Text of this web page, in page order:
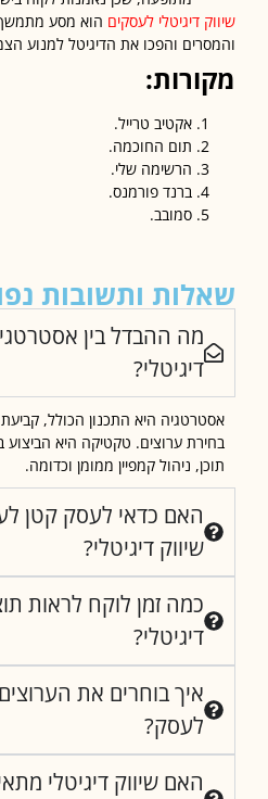
דיגיטלי לעסקיםהוא מסע מתמשך.
והפכו את הדיגיטל למנוע הצמיחה
אקטיב טרייל.
תום החוכמה.
הרשימה שלי.
ברנד פורמנס.
סמובב.
ותשובות נפוצות
מה ההבדל בין אסטרטגיה
דיגיטלי?
היא התכנון הכולל, קביעת מטרות,
ערוצים. טקטיקה היא הביצוע בפועל –
ניהול קמפיין ממומן וכדומה.
האם כדאי לעסק קטן לעבוד
שיווק דיגיטלי?
כמה זמן לוקח לראות תוצאות
דיגיטלי?
איך בוחרים את הערוצים
לעסק?
האם שיווק דיגיטלי מתאים לכל